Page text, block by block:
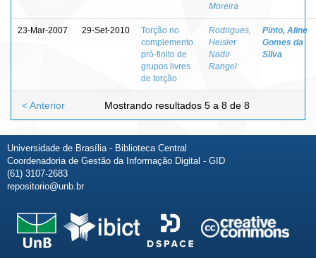
Moreira
23-Mar-2007 29-Set-2010
Torção no
complemento
pró-finito de
grupos livres
de torção
Rodrigues,
Heisler
Nadir
Rangel
Pinto, Aline
Gomes da
Silva
Mostrando resultados 5 a 8 de 8
< Anterior
Universidade de Brasília - Biblioteca Central
Coordenadoria de Gestão da Informação Digital - GID
(61) 3107-2683
repositorio@unb.br